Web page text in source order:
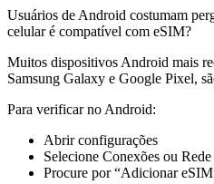
Usuários de Android costumam
celular é compatível com eSIM?
Muitos dispositivos Android mais
Samsung Galaxy e Google Pixel,
Para verificar no Android:
Abrir configurações
Selecione Conexões ou Rede
Procure por “Adicionar